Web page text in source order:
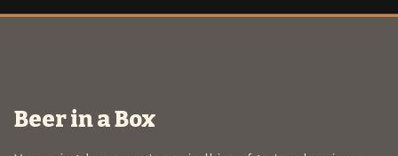
Beer in a Box